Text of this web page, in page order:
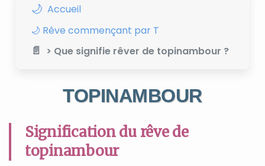
Accueil
🌙 Rêve commençant par T
> Que signifie rêver de topinambour ?
TOPINAMBOUR
Signification du rêve de
topinambour